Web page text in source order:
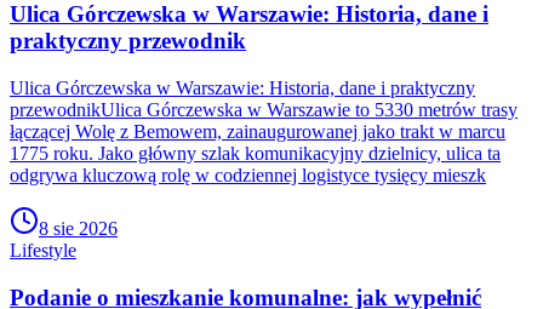
Ulica Górczewska w Warszawie: Historia, dane i
praktyczny przewodnik
Ulica Górczewska w Warszawie: Historia, dane i praktyczny
przewodnikUlica Górczewska w Warszawie to 5330 metrów trasy
łączącej Wolę z Bemowem, zainaugurowanej jako trakt w marcu
1775 roku. Jako główny szlak komunikacyjny dzielnicy, ulica ta
odgrywa kluczową rolę w codziennej logistyce tysięcy mieszk
8 sie 2026
Lifestyle
Podanie o mieszkanie komunalne: jak wypełnić